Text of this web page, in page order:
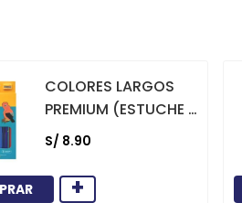
COLORES LARGOS
PREMIUM (ESTUCHE X
12)
S/ 8.90
+